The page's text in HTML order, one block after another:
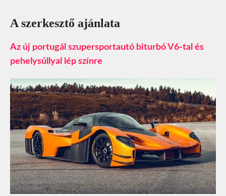
A szerkesztő ajánlata
Az új portugál szupersportautó biturbó V6-tal és
pehelysúllyal lép színre